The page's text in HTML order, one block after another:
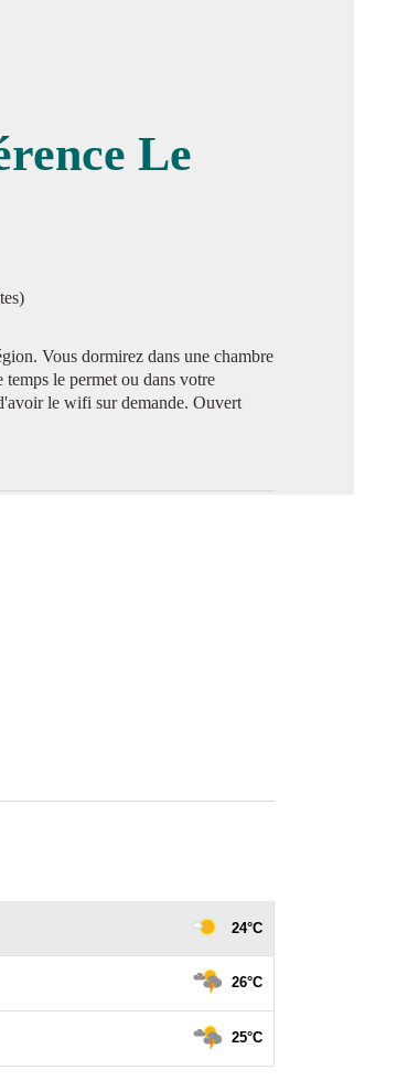
Le
Vous dormirez dans une chambre
temps le permet ou dans votre
le wifi sur demande. Ouvert